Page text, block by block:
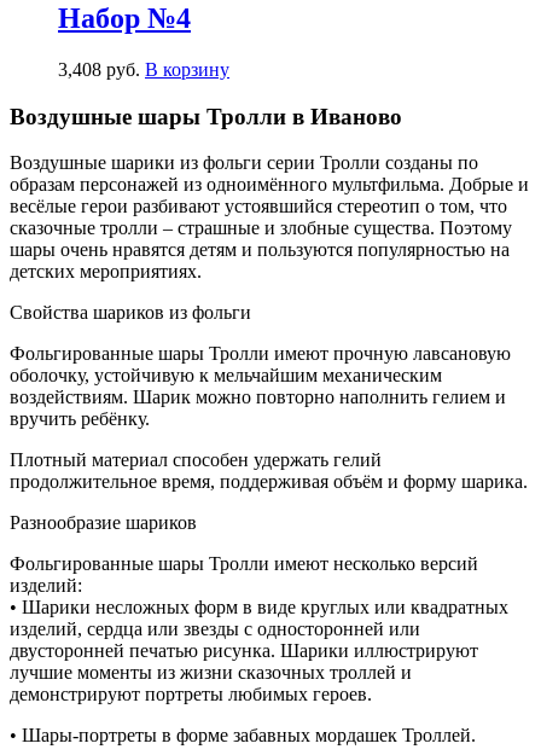
Набор №4
3,408 руб. В корзину
Воздушные шары Тролли в Иваново
Воздушные шарики из фольги серии Тролли созданы по
образам персонажей из одноимённого мультфильма. Добрые и
весёлые герои разбивают устоявшийся стереотип о том, что
сказочные тролли – страшные и злобные существа. Поэтому
шары очень нравятся детям и пользуются популярностью на
детских мероприятиях.
Свойства шариков из фольги
Фольгированные шары Тролли имеют прочную лавсановую
оболочку, устойчивую к мельчайшим механическим
воздействиям. Шарик можно повторно наполнить гелием и
вручить ребёнку.
Плотный материал способен удержать гелий
продолжительное время, поддерживая объём и форму шарика.
Разнообразие шариков
Фольгированные шары Тролли имеют несколько версий
изделий:
• Шарики несложных форм в виде круглых или квадратных
изделий, сердца или звезды с односторонней или
двусторонней печатью рисунка. Шарики иллюстрируют
лучшие моменты из жизни сказочных троллей и
демонстрируют портреты любимых героев.
• Шары-портреты в форме забавных мордашек Троллей.